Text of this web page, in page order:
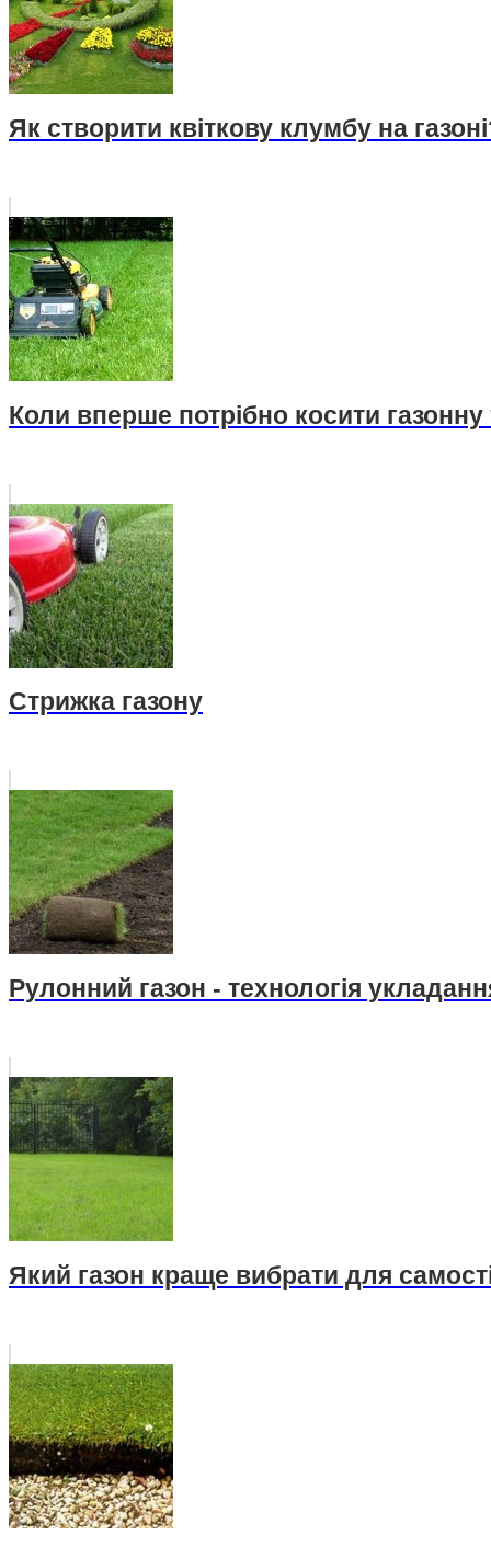
Як створити квіткову клумбу на
Коли вперше потрібно косити газонну
Стрижка газону
Рулонний газон - технологія
Який газон краще вибрати для